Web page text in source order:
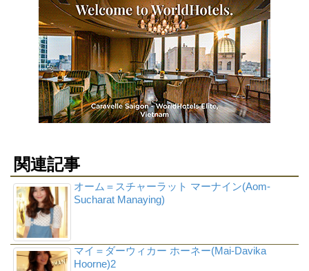
関連記事
オーム＝スチャーラット マーナイン(Aom-
Sucharat Manaying)
マイ＝ダーウィカー ホーネー(Mai-Davika
Hoorne)2